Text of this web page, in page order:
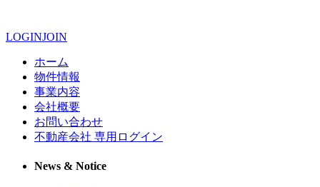
LOGINJOIN
ホーム
物件情報
事業内容
会社概要
お問い合わせ
不動産会社 専用ログイン
News & Notice